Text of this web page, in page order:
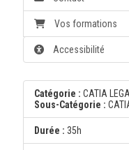
Vos formations
Accessibilité
Catégorie : CATIA
Sous-Catégorie :
Durée : 35h